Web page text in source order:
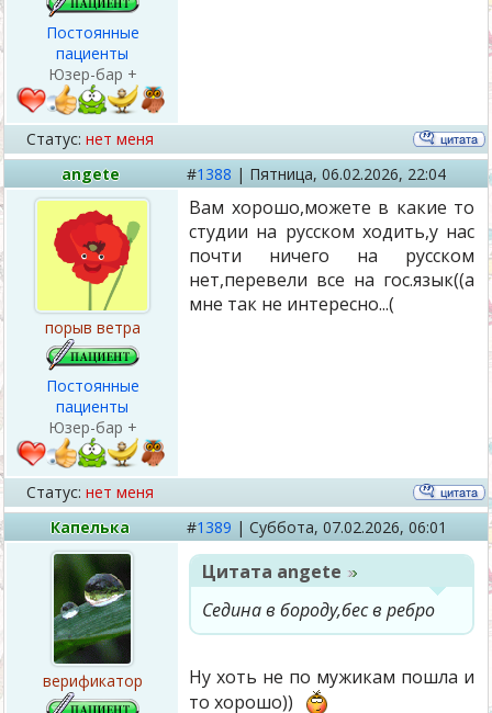
Постоянные
пациенты
Юзер-бар +
Статус: нет меня
angete
#1388 | Пятница, 06.02.2026, 22:04
порыв ветра
Постоянные
пациенты
Юзер-бар +
Вам хорошо,можете в какие то
студии на русском ходить,у нас
почти ничего на русском
нет,перевели все на гос.язык((а
мне так не интересно...(
Статус: нет меня
Капелька
#1389 | Суббота, 07.02.2026, 06:01
верификатор
Цитата angete
Седина в бороду,бес в ребро
Ну хоть не по мужикам пошла и
то хорошо))